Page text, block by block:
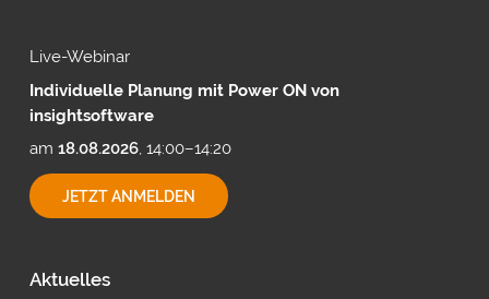
Live-Webinar
Individuelle Planung mit Power ON von
insightsoftware
am 18.08.2026, 14:00–14:20
JETZT ANMELDENINDIVIDUELLE
PLANUNG
Aktuelles